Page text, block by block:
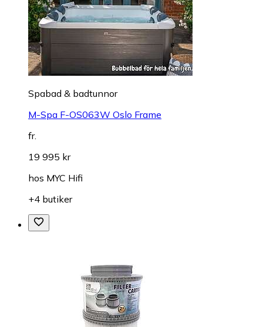
Spabad & badtunnor
M-Spa F-OS063W Oslo Frame
fr.
19 995 kr
hos MYC Hifi
+4 butiker